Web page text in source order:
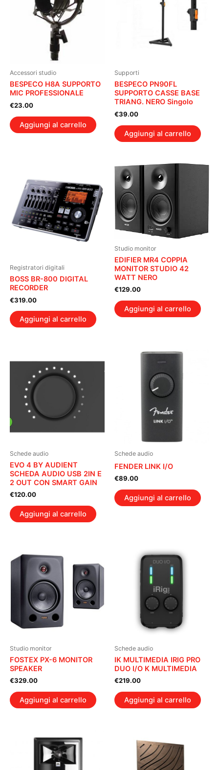
Accessori studio
BESPECO H8A SUPPORTO
MIC PROFESSIONALE
€23.00
Aggiungi al carrello
Supporti
BESPECO PN90FL
SUPPORTO CASSE BASE
TRIANG. NERO Singolo
€39.00
Aggiungi al carrello
Registratori digitali
BOSS BR-800 DIGITAL
RECORDER
€319.00
Aggiungi al carrello
Studio monitor
EDIFIER MR4 COPPIA
MONITOR STUDIO 42
WATT NERO
€129.00
Aggiungi al carrello
Schede audio
EVO 4 BY AUDIENT
SCHEDA AUDIO USB 2IN E
2 OUT CON SMART GAIN
€120.00
Aggiungi al carrello
Schede audio
FENDER LINK I/O
€89.00
Aggiungi al carrello
Studio monitor
FOSTEX PX-6 MONITOR
SPEAKER
€329.00
Aggiungi al carrello
Schede audio
IK MULTIMEDIA IRIG PRO
DUO I/O K MULTIMEDIA
€219.00
Aggiungi al carrello